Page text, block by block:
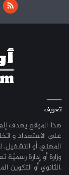
تعريف
هذا الموقع يهدف
على الاستعداد و
المهني أو
وزارة أو إدارة
الثانوي أو التكوين المهني أو التشغيل.